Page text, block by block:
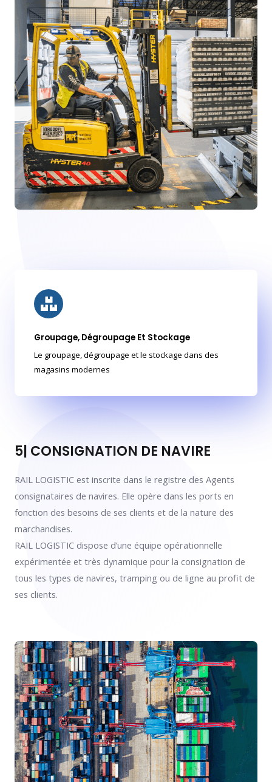
Groupage, Dégroupage Et Stockage
Le groupage, dégroupage et le stockage dans des
magasins modernes
5| CONSIGNATION DE NAVIRE
RAIL LOGISTIC est inscrite dans le registre des Agents
consignataires de navires. Elle opère dans les ports en
fonction des besoins de ses clients et de la nature des
marchandises.
RAIL LOGISTIC dispose d’une équipe opérationnelle
expérimentée et très dynamique pour la consignation de
tous les types de navires, tramping ou de ligne au profit de
ses clients.